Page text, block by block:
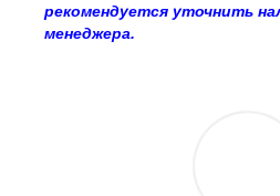
рекомендуется уточнить
менеджера.